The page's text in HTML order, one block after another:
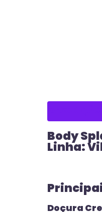
Body
Linha:
Doçura